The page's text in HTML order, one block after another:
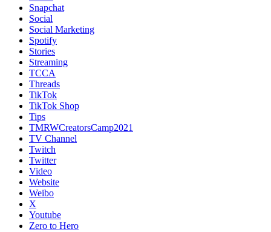
Snapchat
Social
Social Marketing
Spotify
Stories
Streaming
TCCA
Threads
TikTok
TikTok Shop
Tips
TMRWCreatorsCamp2021
TV Channel
Twitch
Twitter
Video
Website
Weibo
X
Youtube
Zero to Hero